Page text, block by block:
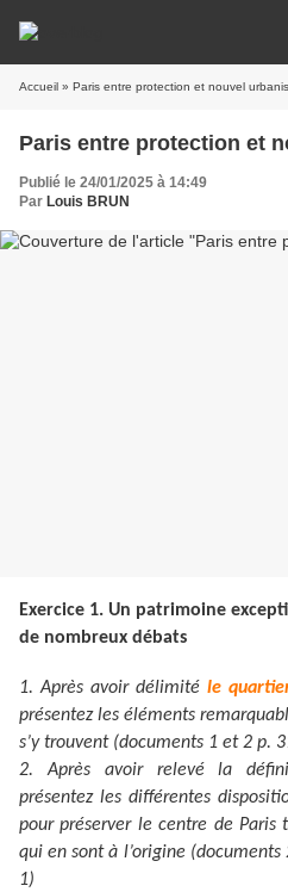
Accueil » Paris entre protection et nouvel
Paris entre protection et
Publié le 24/01/2025 à 14:49
Par Louis BRUN
Exercice 1. Un patrimoine
de nombreux débats
1. Après avoir délimité le
présentez les éléments
s’y trouvent (documents 1 et 2 p.
2. Après avoir relevé la
présentez les différentes
pour préserver le centre de
qui en sont à l’origine
1)